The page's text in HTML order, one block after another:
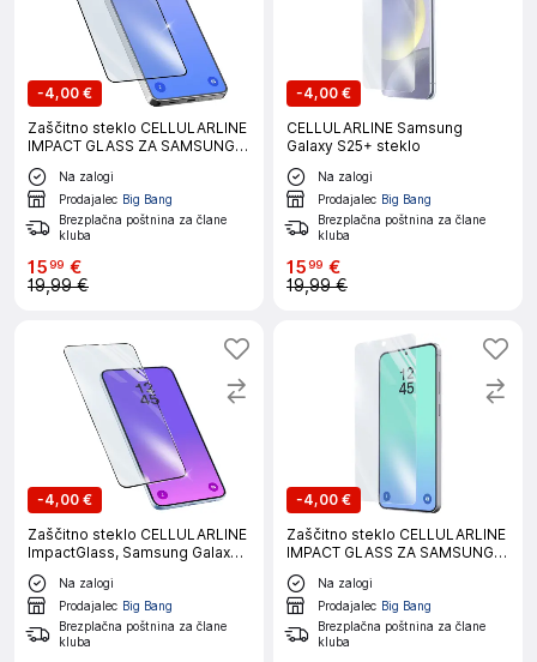
-4,00 €
Zaščitno steklo CELLULARLINE
IMPACT GLASS ZA SAMSUNG
GALAXY S26 ULTRA
Na zalogi
Prodajalec Big Bang
Brezplačna poštnina za člane
kluba
1599 €
19,99 €
-4,00 €
CELLULARLINE Samsung
Galaxy S25+ steklo
Na zalogi
Prodajalec Big Bang
Brezplačna poštnina za člane
kluba
1599 €
19,99 €
-4,00 €
Zaščitno steklo CELLULARLINE
ImpactGlass, Samsung Galaxy
A57
Na zalogi
Prodajalec Big Bang
Brezplačna poštnina za člane
kluba
-4,00 €
Zaščitno steklo CELLULARLINE
IMPACT GLASS ZA SAMSUNG
GALAXY S26
Na zalogi
Prodajalec Big Bang
Brezplačna poštnina za člane
kluba